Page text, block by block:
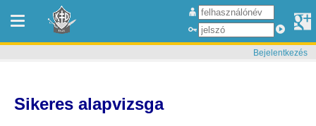
Bejelentkezés
Sikeres alapvizsga